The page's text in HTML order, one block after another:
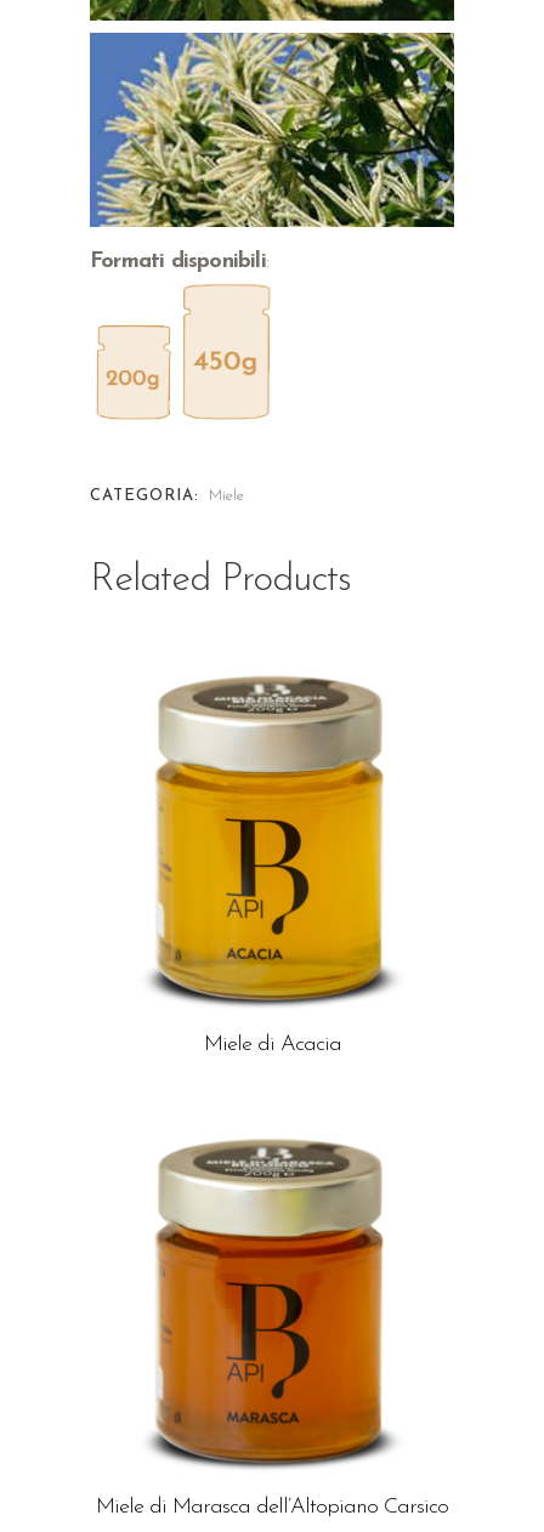
Formati disponibili:
CATEGORIA: Miele
Related Products
Miele di Acacia
Miele di Marasca dell’Altopiano Carsico